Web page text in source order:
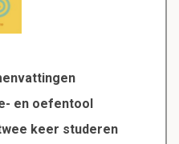
en oefentool
keer studeren